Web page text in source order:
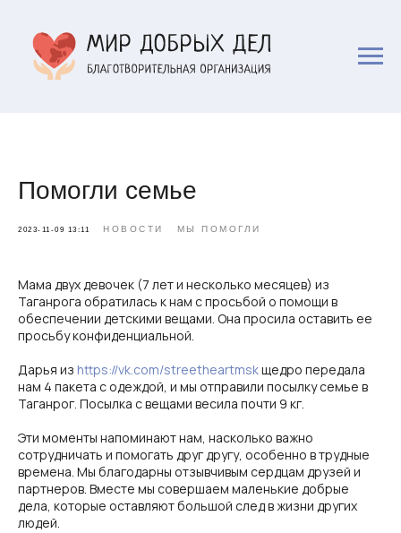
Помогли семье
2023-11-09 13:11 НОВОСТИ МЫ ПОМОГЛИ
Мама двух девочек (7 лет и несколько месяцев) из
Таганрога обратилась к нам с просьбой о помощи в
обеспечении детскими вещами. Она просила оставить ее
просьбу конфиденциальной.
Дарья из https://vk.com/streetheartmskщедро передала
нам 4 пакета с одеждой, и мы отправили посылку семье в
Таганрог. Посылка с вещами весила почти 9 кг.
Эти моменты напоминают нам, насколько важно
сотрудничать и помогать друг другу, особенно в трудные
времена. Мы благодарны отзывчивым сердцам друзей и
партнеров. Вместе мы совершаем маленькие добрые
дела, которые оставляют большой след в жизни других
людей.